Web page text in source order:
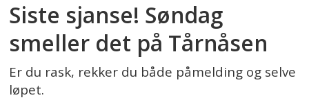
Siste sjanse! Søndag
smeller det på Tårnåsen
Er du rask, rekker du både påmelding og selve
løpet.